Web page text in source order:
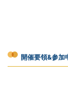
開催要領&参加